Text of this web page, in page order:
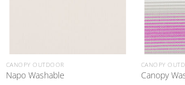
CANOPY OUTDOOR
Napo Washable
CANOPY
Canopy